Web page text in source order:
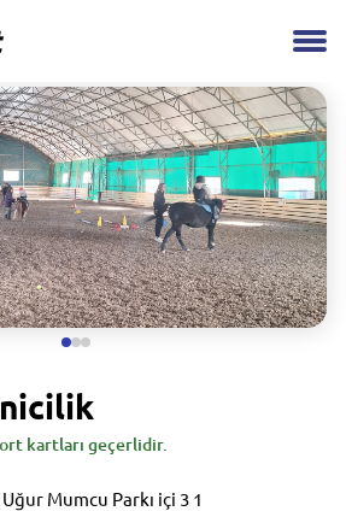
kartları geçerlidir.
Mumcu Parkı içi 3 1